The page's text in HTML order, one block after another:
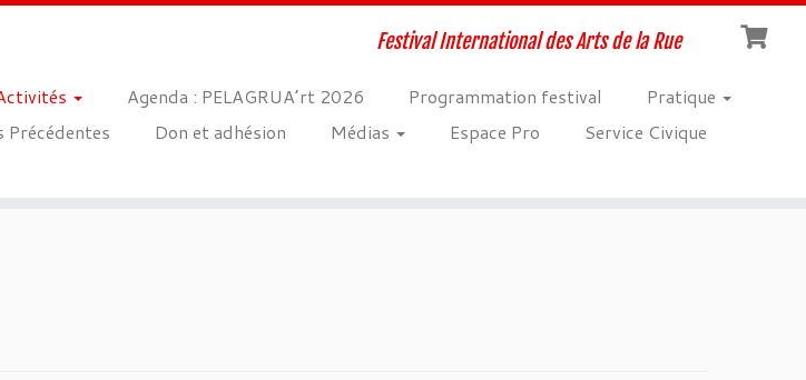
Festival International des Arts de la Rue
Agenda : PELAGRUA’rt 2026 Programmation festival
Pratique
Précédentes Don et adhésion Médias Espace Pro
Service Civique